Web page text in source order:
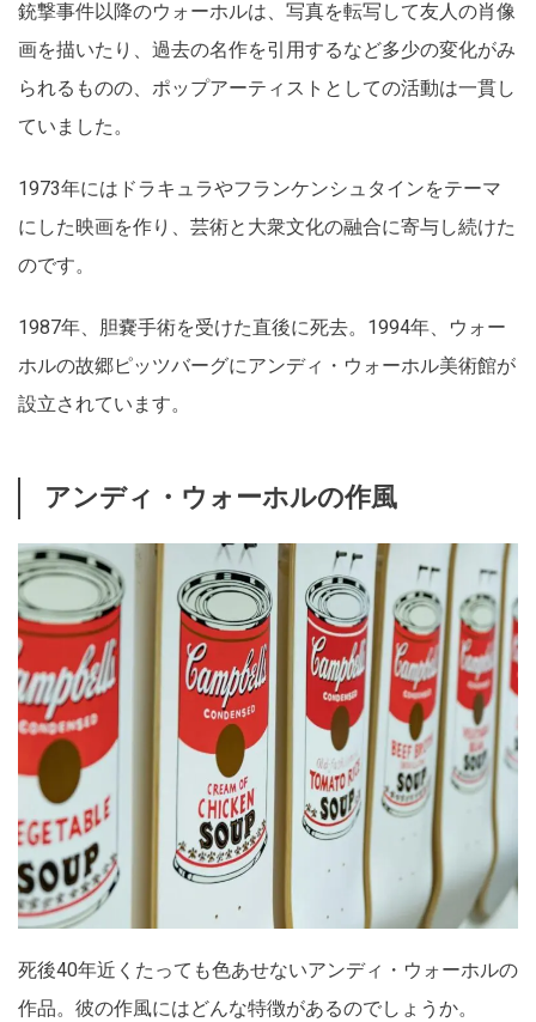
銃撃事件以降のウォーホルは、写真を転写して友人の肖像
画を描いたり、過去の名作を引用するなど多少の変化がみ
られるものの、ポップアーティストとしての活動は一貫し
ていました。
1973年にはドラキュラやフランケンシュタインをテーマ
にした映画を作り、芸術と大衆文化の融合に寄与し続けた
のです。
1987年、胆嚢手術を受けた直後に死去。1994年、ウォー
ホルの故郷ピッツバーグにアンディ・ウォーホル美術館が
設立されています。
アンディ・ウォーホルの作風
死後40年近くたっても色あせないアンディ・ウォーホルの
作品。彼の作風にはどんな特徴があるのでしょうか。